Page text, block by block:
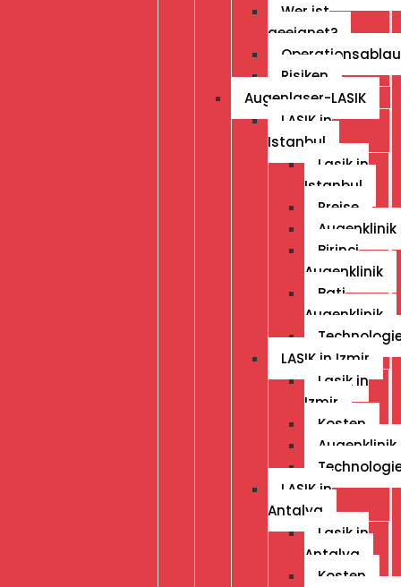
Wer ist
geeignet?
Risiken
Augenlaser-LASIK
LASIK in
Istanbul
Lasik in
Istanbul
Preise
Augenklinik
Birinci
Augenklinik
Bati
Augenklinik
LASIK in Izmir
Lasik in
Izmir
Kosten
Augenklinik
LASIK in
Antalya
Lasik in
Antalya
Kosten